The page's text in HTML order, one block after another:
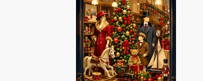
Tienda
juguetes
Navidad